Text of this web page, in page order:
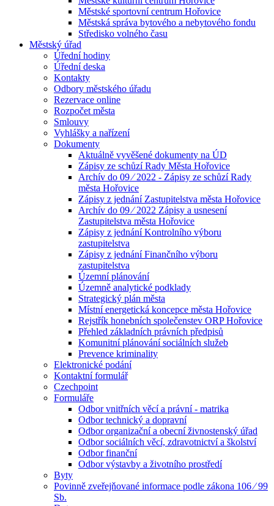
Městské sportovní centrum Hořovice
Městská správa bytového a nebytového fondu
Středisko volného času
Městský úřad
Úřední hodiny
Úřední deska
Kontakty
Odbory městského úřadu
Rezervace online
Rozpočet města
Smlouvy
Vyhlášky a nařízení
Dokumenty
Aktuálně vyvěšené dokumenty na ÚD
Zápisy ze schůzí Rady Města Hořovice
Archív do 09 ⁄ 2022 - Zápisy ze schůzí Rady
města Hořovice
Zápisy z jednání Zastupitelstva města Hořovice
Archív do 09 ⁄ 2022 Zápisy a usnesení
Zastupitelstva města Hořovice
Zápisy z jednání Kontrolního výboru
zastupitelstva
Zápisy z jednání Finančního výboru
zastupitelstva
Územní plánování
Územně analytické podklady
Strategický plán města
Místní energetická koncepce města Hořovice
Rejstřík honebních společenstev ORP Hořovice
Přehled základních právních předpisů
Komunitní plánování sociálních služeb
Prevence kriminality
Elektronické podání
Kontaktní formulář
Czechpoint
Formuláře
Odbor vnitřních věcí a právní - matrika
Odbor technický a dopravní
Odbor organizační a obecní živnostenský úřad
Odbor sociálních věcí, zdravotnictví a školství
Odbor finanční
Odbor výstavby a životního prostředí
Byty
Povinně zveřejňované informace podle zákona 106 ⁄ 99
Sb.